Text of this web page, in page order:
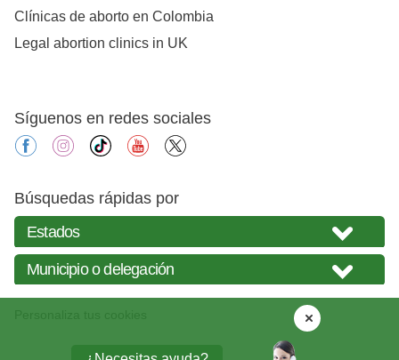
Clínicas de aborto en Colombia
Legal abortion clinics in UK
Síguenos en redes sociales
facebookinstagram
tiktok youtube
Búsquedas rápidas por